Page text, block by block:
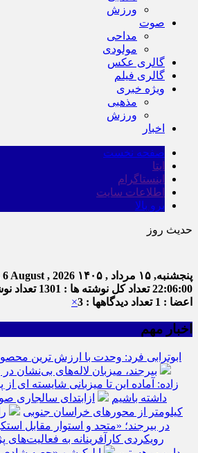
ورزش
صوت
مداحی
مولودی
گالری عکس
گالری فیلم
ویژه خبری
مذهبی
ورزش
اخبار
صفحه نخست
ایتا
اینستاگرام
اطلاعات سایت
برو بالا
حدیث روز
پنجشنبه, ۱۵ مرداد , ۱۴۰۵ August , 2026
22:06:00تعداد کل نوشته ها : 1301 تعداد
اعضا : 1
تعداد دیدگاهها : 3 ×
اخبار مهم
ابوترابی فرد: وحدت با ارزش ترین
بیرجند، میزبان لاله‌های بی‌نشان
زاده: آماده این تا میزبانی شایسته ای
داشته باشیم
کیلومتر از محورهای خراسان جنوبی
در بیرجند؛ «متحد و استوار مقابل
رویکردی کارآفرینانه به